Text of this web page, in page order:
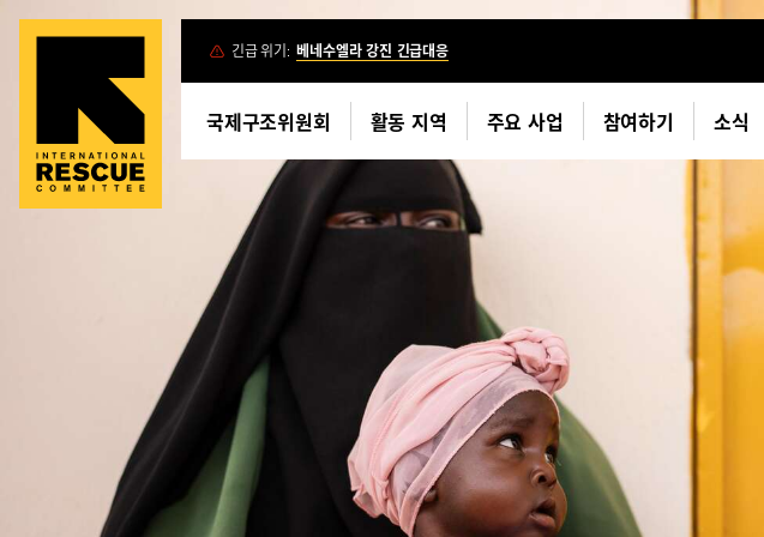
Skip
content
긴급 위기: 베네수엘라 강진 긴급대응
국제구조위원회 활동 지역 주요 사업 참여하기 소식